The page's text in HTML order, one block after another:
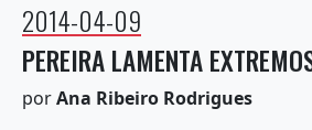
2014-04-09
PEREIRA LAMENTA
porAna Ribeiro Rodrigues